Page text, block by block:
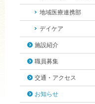
地域医療連携部
デイケア
施設紹介
職員募集
交通・アクセス
お知らせ